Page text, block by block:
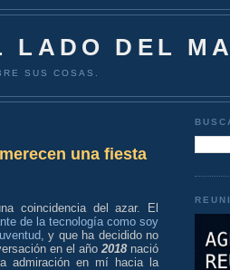
LADO DEL
SUS COSAS.
una fiesta
coincidencia del azar. El
de la tecnología como soy
, y que ha decidido no
en el año 2018nació
admiración en mí hacia la